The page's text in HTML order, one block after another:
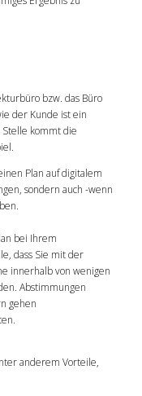
bzw. das Büro
der Kunde ist ein
Stelle kommt die
Plan auf digitalem
sondern auch -wenn
bei Ihrem
dass Sie mit der
innerhalb von wenigen
Abstimmungen
gehen
anderem Vorteile,